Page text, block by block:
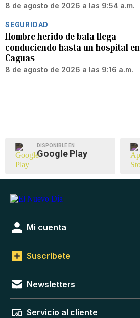
8 de agosto de 2026 a las 9:54 a.m.
SEGURIDAD
Hombre herido de bala llega
conduciendo hasta un hospital en
Caguas
8 de agosto de 2026 a las 9:16 a.m.
DISPONIBLE EN
Google Play
Mi cuenta
Suscríbete
Newsletters
Servicio al cliente